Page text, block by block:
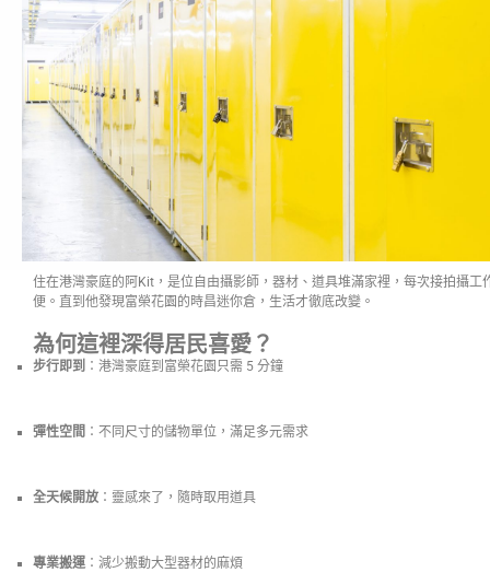
住在港灣豪庭的阿Kit，是位自由攝影師，器材、道具堆滿家裡，每次接拍攝工
便。直到他發現富榮花園的時昌迷你倉，生活才徹底改變。
為何這裡深得居民喜愛？
步行即到 ：港灣豪庭到富榮花園只需 5 分鐘
彈性空間 ：不同尺寸的儲物單位，滿足多元需求
全天候開放 ：靈感來了，隨時取用道具
專業搬運 ：減少搬動大型器材的麻煩